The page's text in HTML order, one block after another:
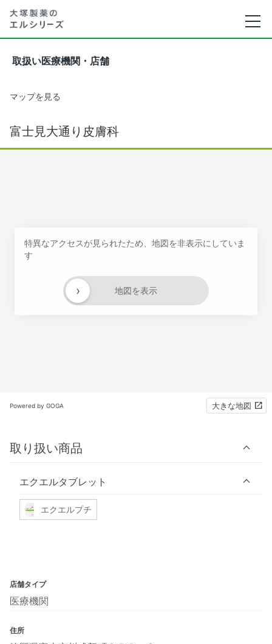
取扱い医療機関・店舗
マップを見る
富士見大通り皮膚科
特異なアクセスが見られたため、地図を非表示にしていま
す
地図を表示
›
Powered by GOGA 大きな地図
取り扱い商品
エクエルタブレット
エクエルプチ
店舗タイプ
医療機関
住所